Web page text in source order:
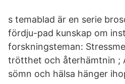
s temablad är en serie
fördju-pad kunskap om
forskningsteman:
trötthet och återhämtnin ;
sömn och hälsa hänger